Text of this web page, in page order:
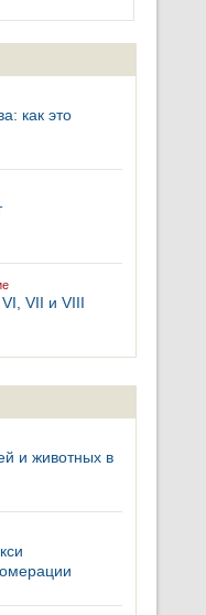
как это
VII и VIII
и животных в